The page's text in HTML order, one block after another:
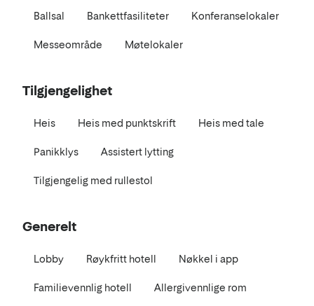
Ballsal Bankettfasiliteter Konferanselokaler
Messeområde Møtelokaler
Tilgjengelighet
Heis Heis med punktskrift Heis med tale
Panikklys Assistert lytting
Tilgjengelig med rullestol
Generelt
Lobby Røykfritt hotell Nøkkel i app
Familievennlig hotell Allergivennlige rom